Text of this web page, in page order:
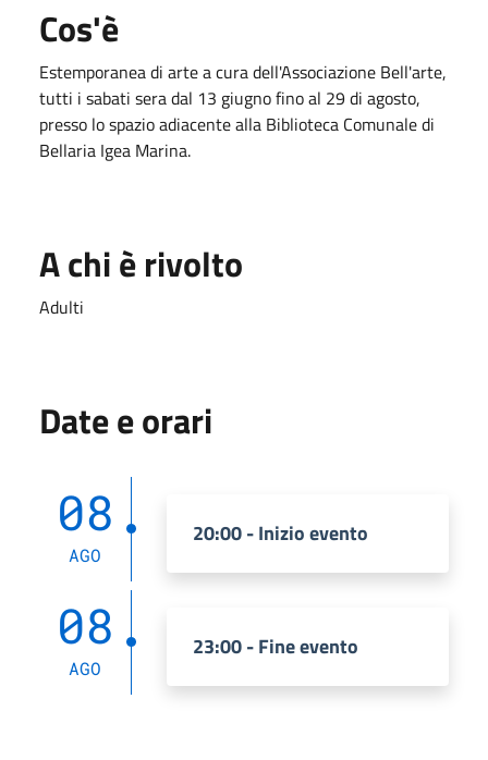
Cos'è
Estemporanea di arte a cura dell'Associazione Bell'arte,
tutti i sabati sera dal 13 giugno fino al 29 di agosto,
presso lo spazio adiacente alla Biblioteca Comunale di
Bellaria Igea Marina.
A chi è rivolto
Adulti
Date e orari
08
AGO
20:00 - Inizio evento
08
AGO
23:00 - Fine evento